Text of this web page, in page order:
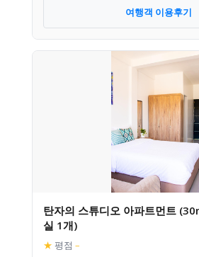
여행객 이용후기
탄자의 스튜디오 아파트먼트
실 1개)
★ 평점 –